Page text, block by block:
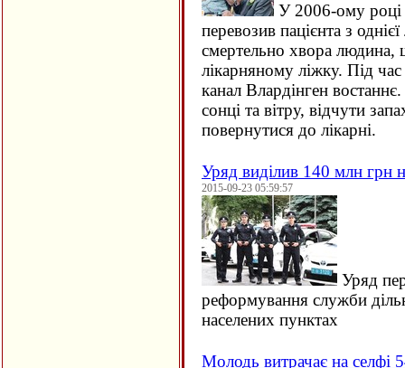
У 2006-ому році
перевозив пацієнта з
смертельно хвора людина,
лікарняному ліжку. Під
канал Влардінген
сонці та вітру, відчути
повернутися до лікарні.
Уряд виділив 140 млн грн
2015-09-23 05:59:57
Уряд
реформування служби
населених пунктах
Молодь витрачає на селфі